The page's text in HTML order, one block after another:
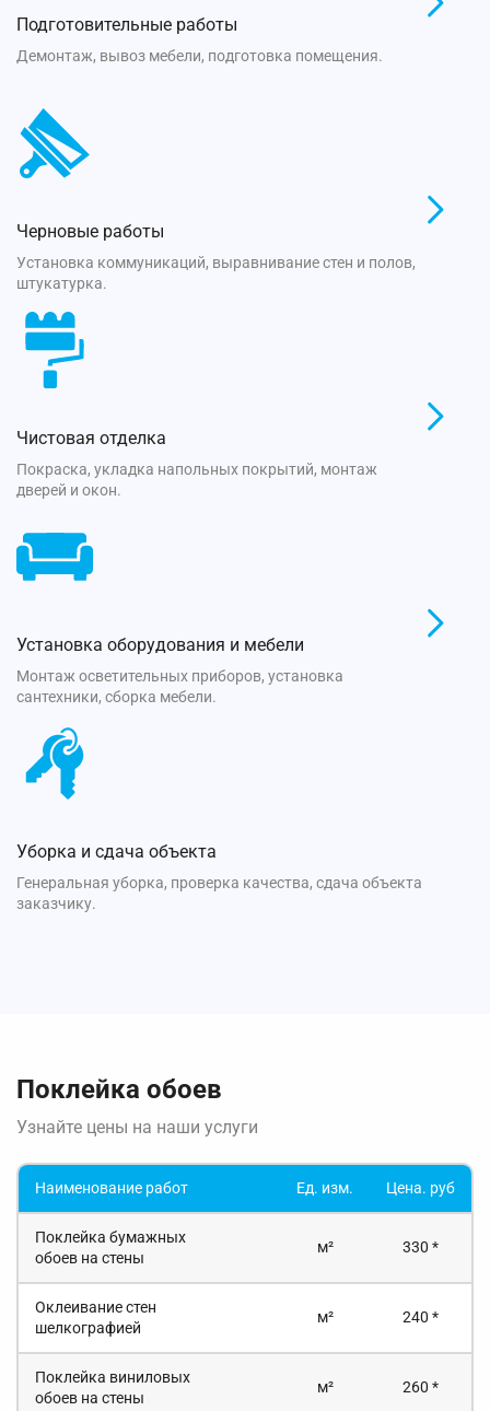
Подготовительные работы
Демонтаж, вывоз мебели, подготовка помещения.
Черновые работы
Установка коммуникаций, выравнивание стен и полов,
штукатурка.
Чистовая отделка
Покраска, укладка напольных покрытий, монтаж
дверей и окон.
Установка оборудования и мебели
Монтаж осветительных приборов, установка
сантехники, сборка мебели.
Уборка и сдача объекта
Генеральная уборка, проверка качества, сдача объекта
заказчику.
Поклейка обоев
Узнайте цены на наши услуги
Наименование работ Ед. изм. Цена. руб
Поклейка бумажных
обоев на стены
м² 330 *
Оклеивание стен
шелкографией
м² 240 *
Поклейка виниловых
обоев на стены
м² 260 *